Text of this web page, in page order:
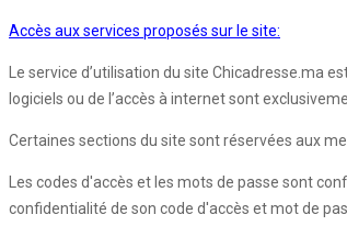
Accès aux services proposés sur le site:
Le service d’utilisation du site Chicadresse.ma
logiciels ou de l’accès à internet sont
Certaines sections du site sont réservées aux
Les codes d'accès et les mots de passe sont
confidentialité de son code d'accès et mot de